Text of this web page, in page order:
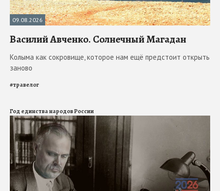
09.08.2026
Василий Авченко. Солнечный Магадан
Колыма как сокровище, которое нам ещё предстоит открыть
заново
#травелог
Год единства народов России